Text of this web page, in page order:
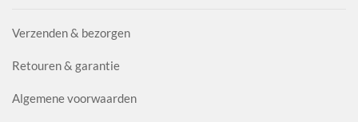
Verzenden & bezorgen
Retouren & garantie
Algemene voorwaarden